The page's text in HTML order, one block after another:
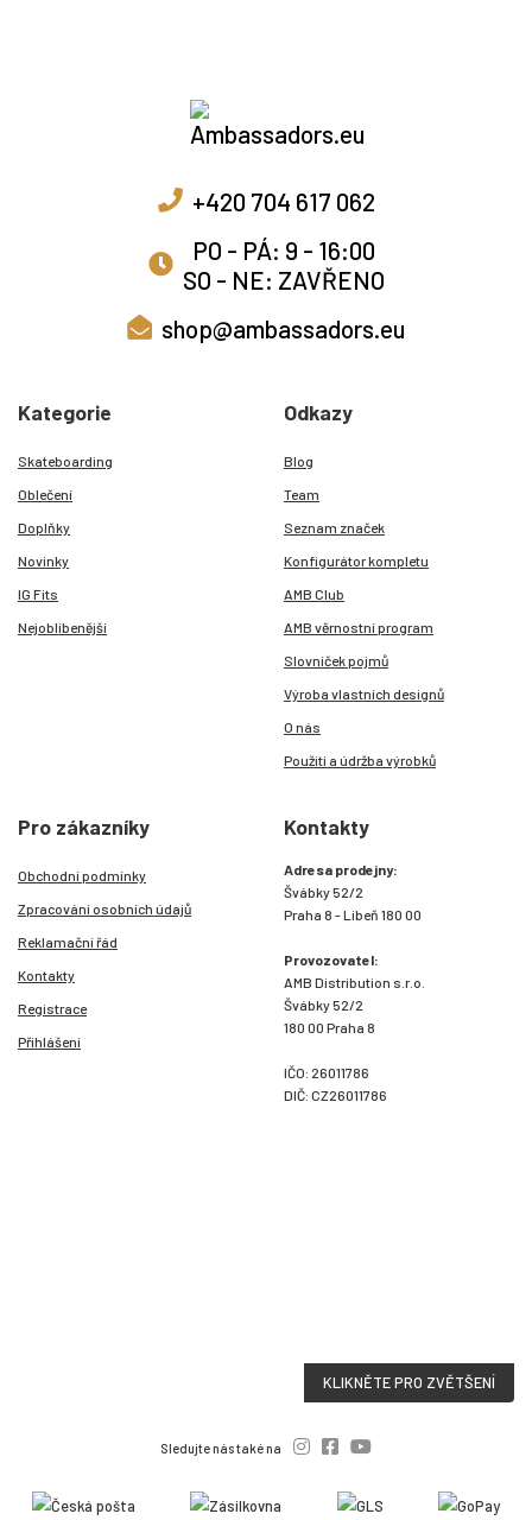
+420 704 617 062
PO - PÁ: 9 - 16:00
SO - NE: ZAVŘENO
shop@ambassadors.eu
Kategorie
Skateboarding
Oblečení
Doplňky
Novinky
IG Fits
Nejoblíbenější
Odkazy
Blog
Team
Seznam značek
Konfigurátor kompletu
AMB Club
AMB věrnostní program
Slovníček pojmů
Výroba vlastních designů
O nás
Použití a údržba výrobků
Pro zákazníky
Obchodní podmínky
Zpracování osobních údajů
Reklamační řád
Kontakty
Registrace
Přihlášení
Kontakty
Adresa prodejny:
Švábky 52/2
Praha 8 - Libeň 180 00
Provozovatel:
AMB Distribution s.r.o.
Švábky 52/2
180 00 Praha 8
IČO: 26011786
DIČ: CZ26011786
KLIKNĚTE PRO ZVĚTŠENÍ
Sledujte nás také na